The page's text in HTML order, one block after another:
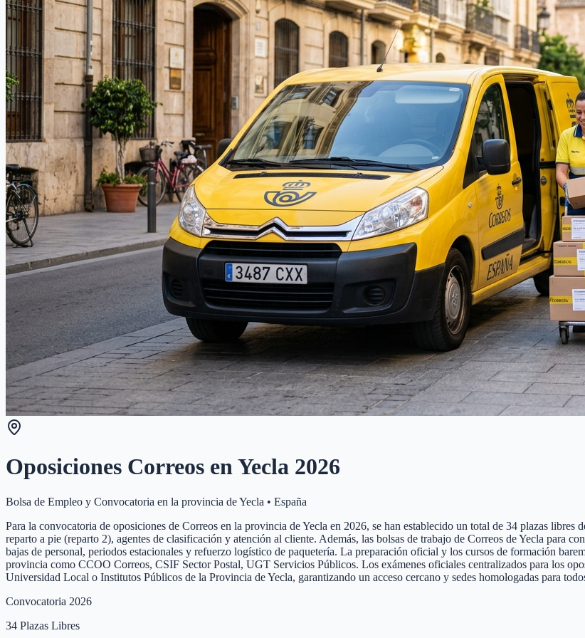
Oposiciones Correos enYecla 2026
Bolsa de Empleo y Convocatoria en la provincia deYecla • España
Para la convocatoria de oposiciones de Correos en la provincia de Yecla en 2026, se han establecido un total de 34 plazas
reparto a pie (reparto 2), agentes de clasificación y atención al cliente. Además, las bolsas de trabajo de Correos de Yecla para
bajas de personal, periodos estacionales y refuerzo logístico de paquetería. La preparación oficial y los cursos de formación
provincia como CCOO Correos, CSIF Sector Postal, UGT Servicios Públicos. Los exámenes oficiales centralizados para los
Universidad Local o Institutos Públicos de la Provincia de Yecla, garantizando un acceso cercano y sedes homologadas para
Convocatoria 2026
34 Plazas Libres